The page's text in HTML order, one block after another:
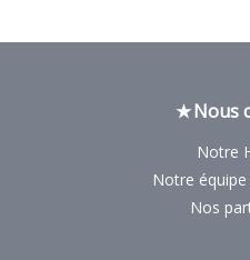
Nous
Notre
Notre
Nos